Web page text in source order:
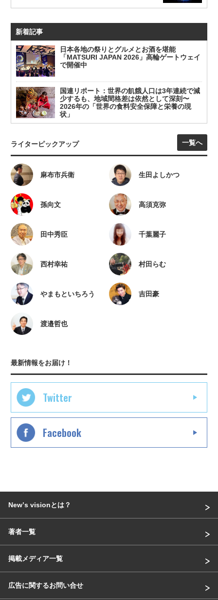
新着記事
日本各地の祭りとグルメとお酒を堪能
「MATSURI JAPAN 2026」高輪ゲートウェイ
で開催中
国連リポート：世界の飢餓人口は3年連続で減
少するも、地域間格差は依然として深刻〜
2026年の「世界の食料安全保障と栄養の現
状」
ライターピックアップ 一覧へ
麻布市兵衛 生田よしかつ
孫向文 高須克弥
田中秀臣 千葉麗子
西村幸祐 村田らむ
やまもといちろう 吉田豪
渡邉哲也
最新情報をお届け！
Twitter
Facebook
Newʼs visionとは？
著者一覧
掲載メディア一覧
広告に関するお問い合せ